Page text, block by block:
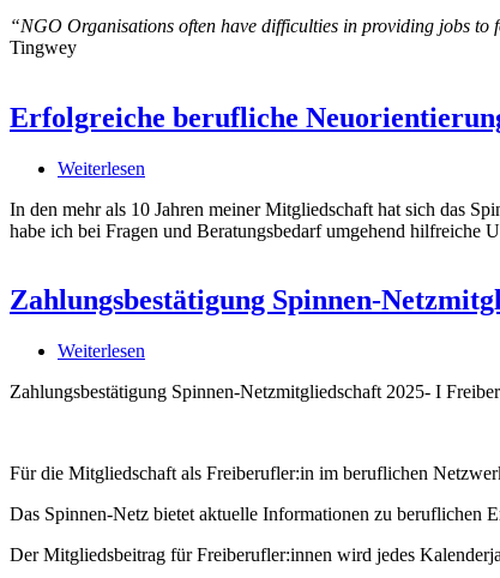
you
“NGO Organisations often have difficulties in providing jobs to
Tingwey
Erfolgreiche berufliche
Weiterlesen
berufliche
Neuorientierung
der
Spinnen-
In den mehr als 10 Jahren meiner Mitgliedschaft hat sich das
habe ich bei Fragen und Beratungsbedarf umgehend hilfreiche
Zahlungsbestätigung Spinnen-
Weiterlesen
Spinnen-
Freiberufler:in
Zahlungsbestätigung Spinnen-Netzmitgliedschaft 2025- I
Für die Mitgliedschaft als Freiberufler:in im beruflichen
Das Spinnen-Netz bietet aktuelle Informationen zu beruflichen
Der Mitgliedsbeitrag für Freiberufler:innen wird jedes